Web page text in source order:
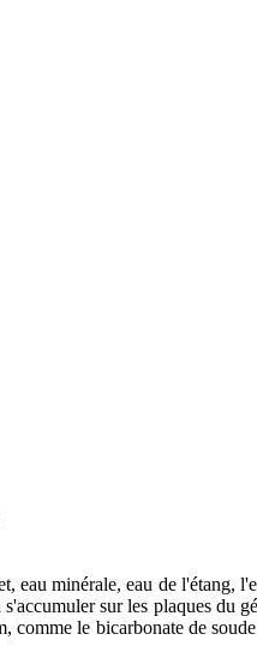
eau minérale, eau de
sur les plaques
le bicarbonate de